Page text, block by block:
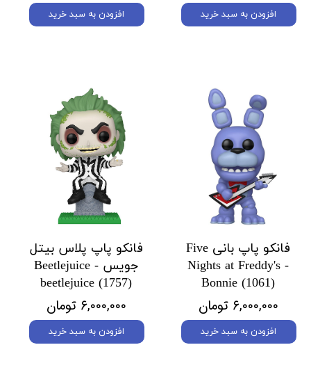
افزودن به سبد خرید افزودن به سبد خرید
فانکو پاپ بانی Five
Nights at Freddy's -
Bonnie (1061)
۶,۰۰۰,۰۰۰ تومان
افزودن به سبد خرید
فانکو پاپ پلاس بیتل
جویس Beetlejuice -
beetlejuice (1757)
۶,۰۰۰,۰۰۰ تومان
افزودن به سبد خرید